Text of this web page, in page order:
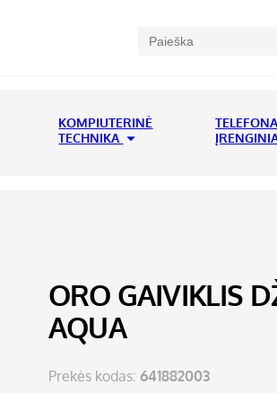
KOMPIUTERINĖ
TECHNIKA
ORO GAIVIKLIS
AQUA
Prekės kodas: 641882003